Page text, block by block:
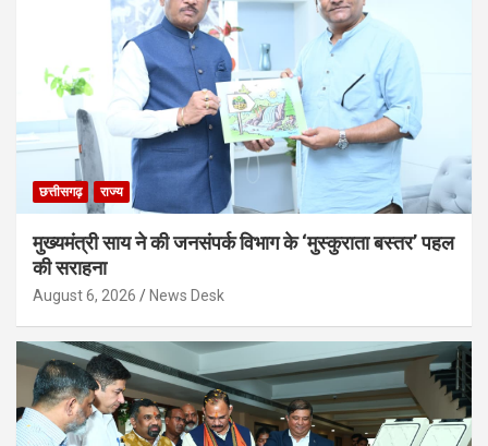
छत्तीसगढ़ राज्य
मुख्यमंत्री साय ने की जनसंपर्क विभाग के ‘मुस्कुराता बस्तर’ पहल
की सराहना
August 6, 2026 News Desk